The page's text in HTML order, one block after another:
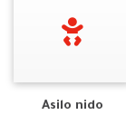
Asilo nido